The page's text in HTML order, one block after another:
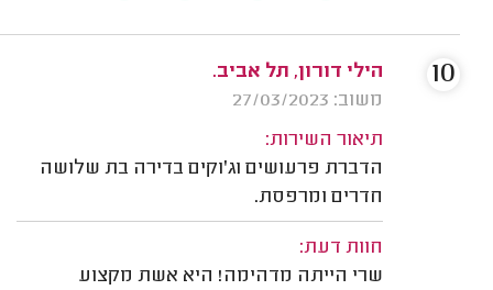
הילי דורון, תל אביב.
משוב: 27/03/2023
תיאור השירות:
הדברת פרעושים וג'וקים בדירה בת שלושה
חדרים ומרפסת.
חוות דעת:
שרי הייתה מדהימה! היא אשת מקצוע
10